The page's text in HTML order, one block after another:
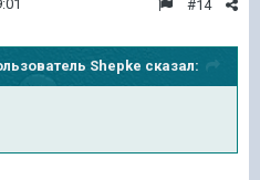
#14
Shepke сказал: